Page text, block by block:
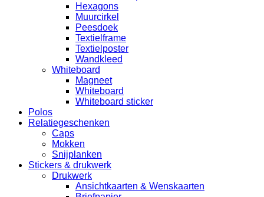
Hexagons
Muurcirkel
Peesdoek
Textielframe
Textielposter
Wandkleed
Whiteboard
Magneet
Whiteboard
Whiteboard sticker
Polos
Relatiegeschenken
Caps
Mokken
Snijplanken
Stickers & drukwerk
Drukwerk
Ansichtkaarten & Wenskaarten